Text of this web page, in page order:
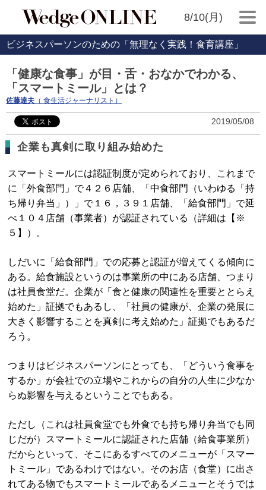
8/10(月)
ビジネスパーソンのための「無理なく実践！食育講座」
「健康な食事」が目・舌・おなかでわかる、
「スマートミール」とは？
佐藤達夫 （ 食生活ジャーナリスト）
2019/05/08
企業も真剣に取り組み始めた
スマートミールには認証制度が定められており、これまで
に「外食部門」で４２６店舗、「中食部門（いわゆる「持
ち帰り弁当」）」で１６，３９１店舗、「給食部門」で延
べ１０４店舗（事業者）が認証されている（詳細は【※
５】）。
しだいに「給食部門」での応募と認証が増えてくる傾向に
ある。給食施設というのは事業所の中にある店舗、つまり
は社員食堂だ。企業が「食と健康の関連性を重要ととらえ
始めた」証拠でもあるし、「社員の健康が、企業の発展に
大きく影響することを真剣に考え始めた」証拠でもあるだ
ろう。
つまりはビジネスパーソンにとっても、「どういう食事を
するか」が会社での立場やこれからの自分の人生に少なか
らぬ影響を与えるということでもある。
ただし（これは社員食堂でも外食でも持ち帰り弁当でも同
じだが）スマートミールに認証された店舗（給食事業所）
だからといって、そこにあるすべてのメニューが「スマー
トミール」であるわけではない。そのお店（食堂）に出さ
れてある物でもスマートミールであるメニューとそうでは